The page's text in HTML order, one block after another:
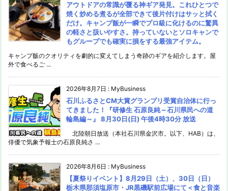
アウトドアの常識が覆る神ギア発見。これひとつで
焼く炒める煮るが全部できて後片付けはサッと拭く
だけ。キャンプ飯が一瞬でプロ級に化けるのに驚異
の軽さと扱いやすさ。持っていないとソロキャンで
もグループでも確実に損をする最強アイテム。
キャンプ飯のクオリティを劇的に変えてしまう奇跡のギアを紹介します。屋
外で食べるご ...
2026年8月7日 : MyBusiness
石川ふるさとCM大賞グランプリ受賞自治体に行っ
てきました！『研修生 石原良純～石川県民への道
輪島編～』 8月30日(日) 午後4時30分 放送
北陸朝日放送（本社石川県金沢市。以下、HAB）は、
俳優で気象予報士の石原良純さ ...
2026年8月6日 : MyBusiness
【夏祭りイベント】8月29日（土）、30日（日）
栃木県那須塩原市・JR黒磯駅前広場にて＜食と音楽